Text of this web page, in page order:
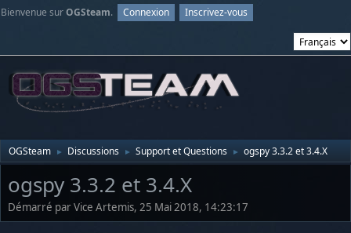
Bienvenue surOGSteam. Connexion Inscrivez-vous
OGSteam ► Discussions ► Support et Questions ► ogspy 3.3.2 et 3.4.X
ogspy 3.3.2 et 3.4.X
Démarré par Vice Artemis, 25 Mai 2018, 14:23:17